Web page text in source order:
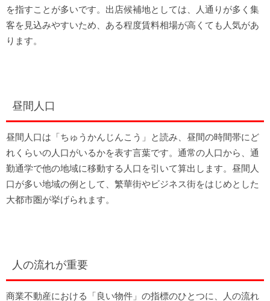
を指すことが多いです。出店候補地としては、人通りが多く集
客を見込みやすいため、ある程度賃料相場が高くても人気があ
ります。
昼間人口
昼間人口は「ちゅうかんじんこう」と読み、昼間の時間帯にど
れくらいの人口がいるかを表す言葉です。通常の人口から、通
勤通学で他の地域に移動する人口を引いて算出します。昼間人
口が多い地域の例として、繁華街やビジネス街をはじめとした
大都市圏が挙げられます。
人の流れが重要
商業不動産における「良い物件」の指標のひとつに、人の流れ